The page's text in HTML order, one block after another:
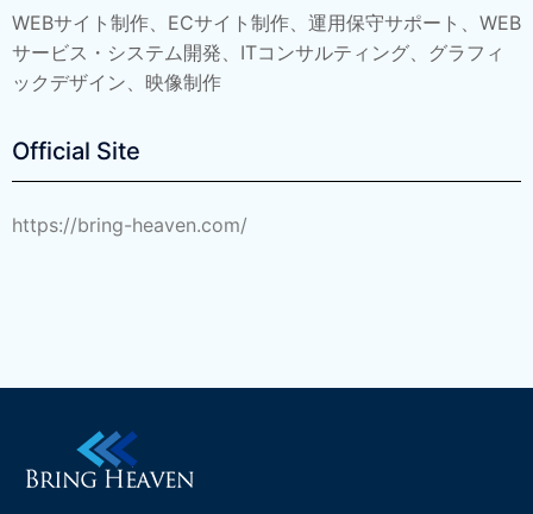
WEBサイト制作、ECサイト制作、 運用保守サポート、 WEB
サービス・システム開発、ITコンサルティング、グラフィ
ックデザイン、映像制作
Official Site
https://bring-heaven.com/